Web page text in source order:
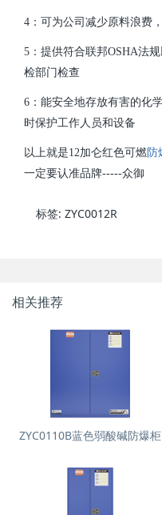
4：可为公司减少原料浪费
5：提供符合联邦OSHA法
检部门检查
6：能安全地存放有害的化
时保护工作人员和设备
以上就是12加仑红色可燃防
一定要认准品牌-----众御
标签: ZYC0012R
相关推荐
ZYC0110B蓝色弱酸碱防爆柜